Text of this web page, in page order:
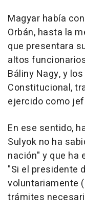
Magyar había
Orbán, hasta la
que presentara
altos
Báliny Nagy, y
Constitucional,
ejercido como
En ese sentido,
Sulyok no ha
nación" y que ha
"Si el presidente
voluntariamente
trámites